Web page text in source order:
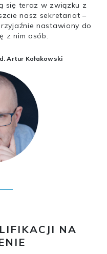
się teraz w związku z
nasz sekretariat –
nastawiony do
z nim osób.
Artur Kołakowski
NA